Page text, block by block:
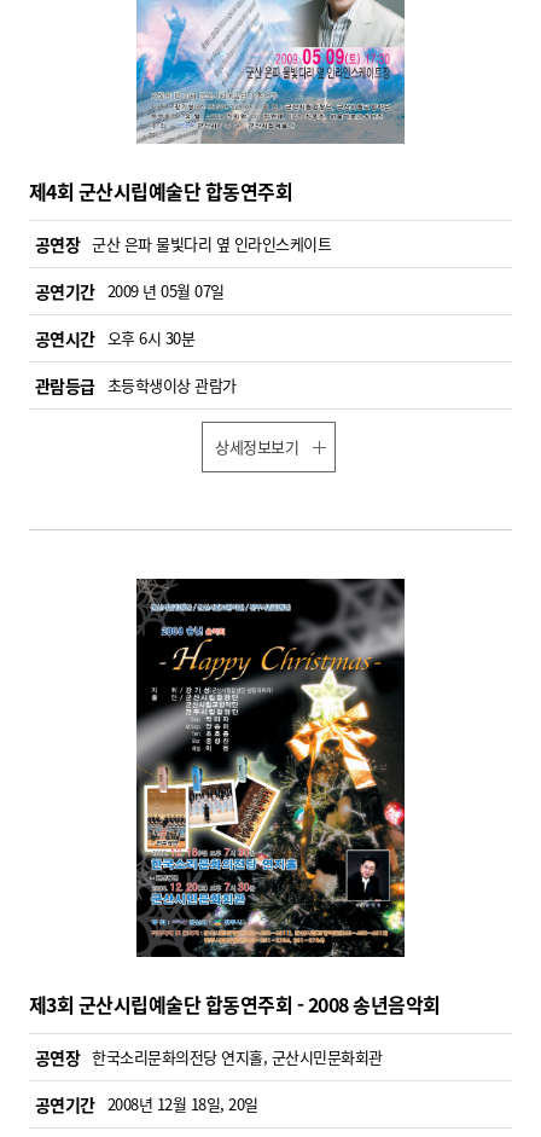
제4회 군산시립예술단 합동연주회
공연장 군산 은파 물빛다리 옆 인라인스케이트
공연기간 2009 년 05월 07일
공연시간 오후 6시 30분
관람등급 초등학생이상 관람가
상세정보보기
제3회 군산시립예술단 합동연주회 - 2008 송년음악회
공연장 한국소리문화의전당 연지홀, 군산시민문화회관
공연기간 2008년 12월 18일, 20일